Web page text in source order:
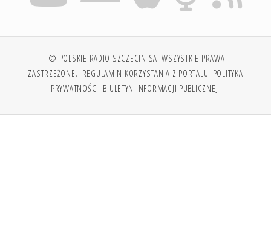
© POLSKIE RADIO SZCZECIN SA. WSZYSTKIE PRAWA
ZASTRZEŻONE. REGULAMIN KORZYSTANIA Z PORTALU POLITYKA
PRYWATNOŚCI BIULETYN INFORMACJI PUBLICZNEJ